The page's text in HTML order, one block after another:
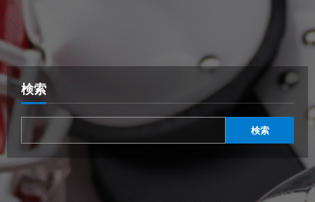
検索
検索